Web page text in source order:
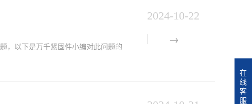
2024-10-22
，以下是万千紧固件小编对此问题的
在
线
客
服